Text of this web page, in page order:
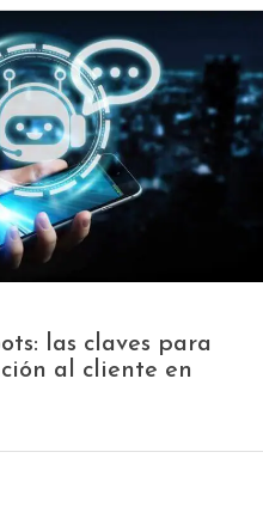
las claves para
al cliente en